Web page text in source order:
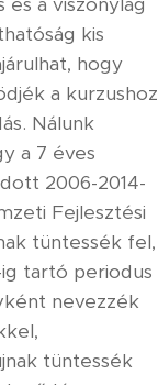
kis
hogy
a kurzushoz
Nálunk
a 7 éves
2006-2014-
Fejlesztési
tüntessék fel,
ig tartó periodus
nevezzék
tüntessék